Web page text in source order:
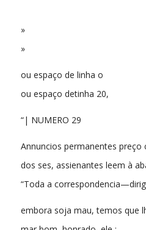
»
»
ou espaço de linha o
ou espaço detinha 20,
“| NUMERO 29
Annuncios permanentes preço
dos ses, assienantes leem à
“Toda a
embora soja mau, temos que